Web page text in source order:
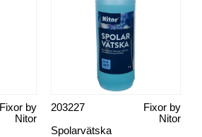
Fixor by
Nitor
Spolarvätska
Fixor by
Nitor
203227